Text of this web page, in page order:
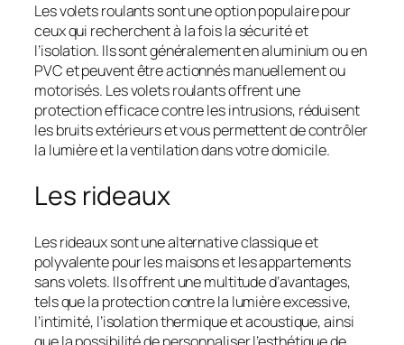
Les volets roulants sont une option populaire pour
ceux qui recherchent à la fois la sécurité et
l’isolation. Ils sont généralement en aluminium ou en
PVC et peuvent être actionnés manuellement ou
motorisés. Les volets roulants offrent une
protection efficace contre les intrusions, réduisent
les bruits extérieurs et vous permettent de contrôler
la lumière et la ventilation dans votre domicile.
Les rideaux
Les rideaux sont une alternative classique et
polyvalente pour les maisons et les appartements
sans volets. Ils offrent une multitude d’avantages,
tels que la protection contre la lumière excessive,
l’intimité, l’isolation thermique et acoustique, ainsi